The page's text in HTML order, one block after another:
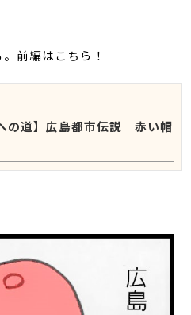
前編はこちら！
の道】広島都市伝説 赤い帽